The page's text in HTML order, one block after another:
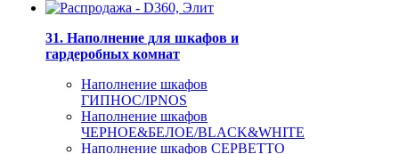
31. Наполнение для шкафов и
гардеробных комнат
Наполнение шкафов
ГИПНОС/IPNOS
Наполнение шкафов
ЧЕРНОЕ&БЕЛОЕ/BLACK&WHITE
Наполнение шкафов СЕРВЕТТО